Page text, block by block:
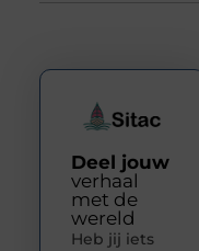
Deel jouw
verhaal
met de
wereld
Heb jij iets